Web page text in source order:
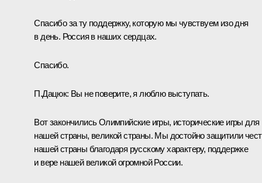
Спасибо за ту поддержку, которую мы чувствуем изо дня
в день. Россия в наших сердцах.
Спасибо.
П.Дацюк: Вы не поверите, я люблю выступать.
Вот закончились Олимпийские игры, исторические игры для
нашей страны, великой страны. Мы достойно защитили
нашей страны благодаря русскому характеру, поддержке
и вере нашей великой огромной России.